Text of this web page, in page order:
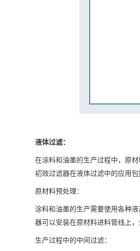
液体过滤：
在涂料和油墨的生产过程中，原
初效过滤器在液体过滤中的应用包
原材料预处理：
涂料和油墨的生产需要使用各种
器可以安装在原材料进料管线上
生产过程中的中间过滤：